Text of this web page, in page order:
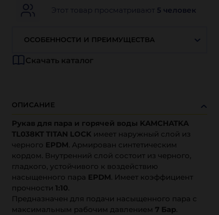
Этот товар просматривают 5 человек
ОСОБЕННОСТИ И ПРЕИМУЩЕСТВА
Скачать каталог
ОПИСАНИЕ
Рукав для пара и горячей воды KAMCHATKA
TL038KT TITAN LOCK имеет наружный слой из
черного EPDM. Армирован синтетическим
кордом. Внутренний слой состоит из черного,
гладкого, устойчивого к воздействию
насыщенного пара EPDM. Имеет коэффициент
прочности 1:10.
Предназначен для подачи насыщенного пара с
максимальным рабочим давлением 7 Бар.